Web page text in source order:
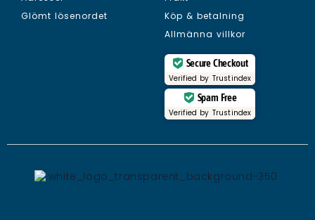
Glömt lösenordet
Köp & betalning
Allmänna villkor
Secure Checkout
Verified by Trustindex
Spam Free
Verified by Trustindex